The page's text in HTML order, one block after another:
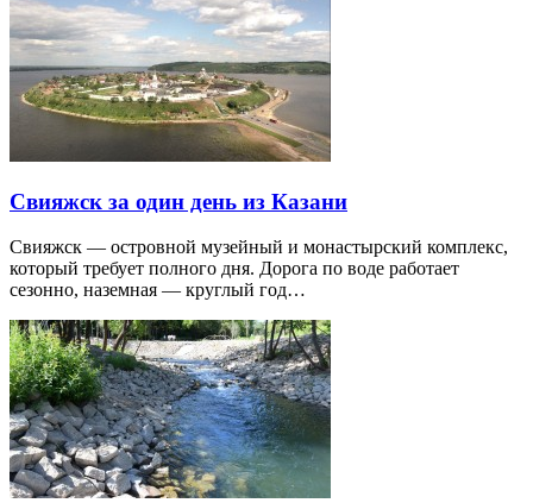
Свияжск за один день из Казани
Свияжск — островной музейный и монастырский комплекс,
который требует полного дня. Дорога по воде работает
сезонно, наземная — круглый год…